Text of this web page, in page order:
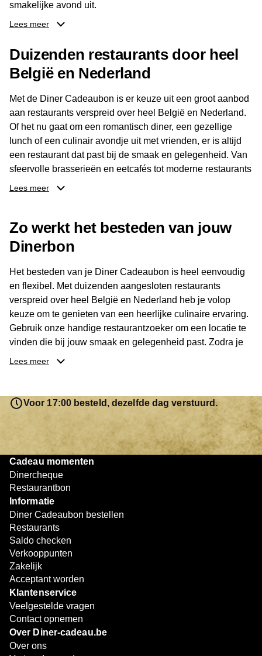
smakelijke avond uit.
ontvanger eenvoudig een locatie kiezen die past bij de
smaak en gelegenheid. Zo geeft de Diner Cadeaubon niet
alleen een diner, maar ook een gezellig moment om
Lees meer
Duizenden restaurants door heel
België en Nederland
Met de Diner Cadeaubon is er keuze uit een groot aanbod
aan restaurants verspreid over heel België en Nederland.
Of het nu gaat om een romantisch diner, een gezellige
lunch of een culinair avondje uit met vrienden, er is altijd
een restaurant dat past bij de smaak en gelegenheid. Van
sfeervolle brasserieën en eetcafés tot moderne restaurants
en gastronomische locaties: er is voor ieder wat wils.
buurt, bijvoorbeeld in Brussel, Antwerpen, Gent of Brugge.
De ontvanger kiest zelf waar en wanneer er wordt genoten
van deze culinaire ervaring. Zo is de Diner Cadeaubon
niet alleen een diner, maar een bijzondere belevenis.
Lees meer
Zo werkt het besteden van jouw
Dinerbon
Het besteden van je Diner Cadeaubon is heel eenvoudig
en flexibel. Met duizenden aangesloten restaurants
verspreid over heel België en Nederland heb je volop
keuze om te genieten van een heerlijke culinaire ervaring.
Gebruik onze handige restaurantzoeker om een locatie te
vinden die bij jouw smaak en gelegenheid past. Zodra je
je keuze hebt gemaakt, kun je eenvoudig reserveren en na
resterende bedrag blijft gewoon op de bon staan en kan
later worden gebruikt. Zo geniet je keer op keer van
bijzondere eetmomenten.
Lees meer
Voor 17:00 besteld, dezelfde dag verstuurd.
Cadeau momenten
Dinercheque
Restaurantbon
Informatie
Diner Cadeaubon bestellen
Restaurants
Saldo checken
Verkooppunten
Zakelijk
Acceptant worden
Klantenservice
Veelgestelde vragen
Contact opnemen
Over Diner-cadeau.be
Over ons